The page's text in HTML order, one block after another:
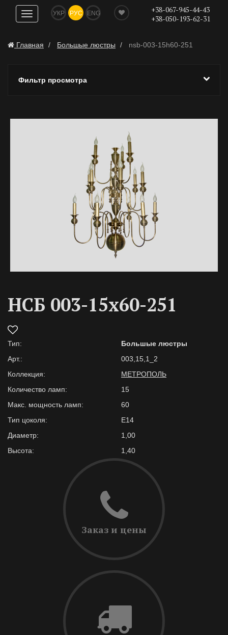
Показать
навигацию
УКР РУС ENG
+38-067-945-44-43
+38-050-193-62-31
Главная Большые люстры nsb-003-15h60-251
Фильтр просмотра
НСБ 003-15х60-251
Тип:
Большые люстры
Арт.:
003,15,1_2
Коллекция:
МЕТРОПОЛЬ
Количество ламп:
15
Макс. мощность ламп:
60
Тип цоколя:
Е14
Диаметр:
1,00
Высота:
1,40
Заказ и цены